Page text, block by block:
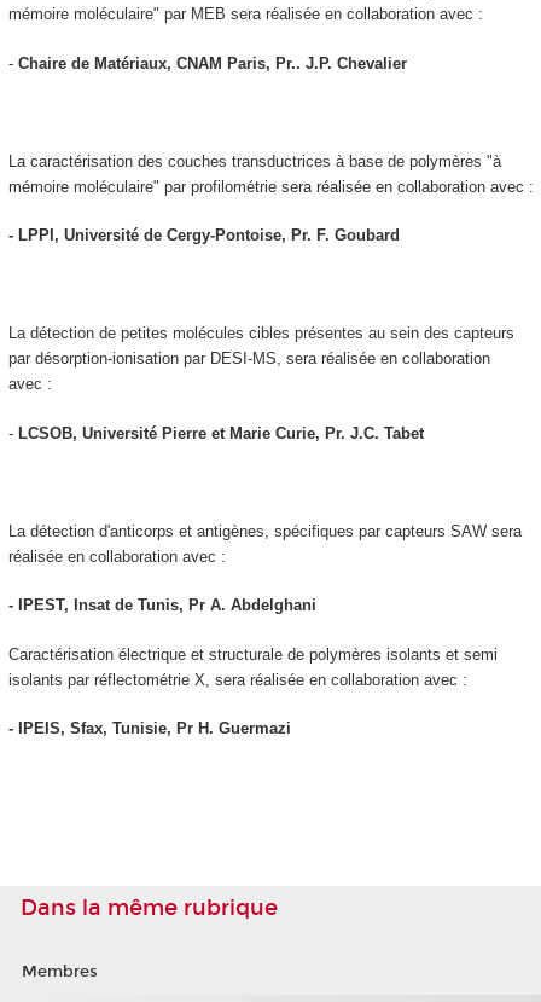
mémoire moléculaire" par MEB sera réalisée en collaboration avec :
- Chaire de Matériaux, CNAM Paris, Pr.. J.P. Chevalier
La caractérisation des couches transductrices à base de polymères "à
mémoire moléculaire" par profilométrie sera réalisée en collaboration avec :
- LPPI, Université de Cergy-Pontoise, Pr. F. Goubard
La détection de petites molécules cibles présentes au sein des capteurs
par désorption-ionisation par DESI-MS, sera réalisée en collaboration
avec :
- LCSOB, Université Pierre et Marie Curie, Pr. J.C. Tabet
La détection d'anticorps et antigènes, spécifiques par capteurs SAW sera
réalisée en collaboration avec :
- IPEST, Insat de Tunis, Pr A. Abdelghani
Caractérisation électrique et structurale de polymères isolants et semi
isolants par réflectométrie X, sera réalisée en collaboration avec :
- IPEIS, Sfax, Tunisie, Pr H. Guermazi
Dans la même rubrique
Membres